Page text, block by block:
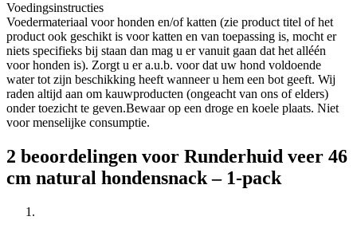
Voedingsinstructies
Voedermateriaal voor honden en/of katten (zie product titel of het
product ook geschikt is voor katten en van toepassing is, mocht er
niets specifieks bij staan dan mag u er vanuit gaan dat het alléén
voor honden is). Zorgt u er a.u.b. voor dat uw hond voldoende
water tot zijn beschikking heeft wanneer u hem een bot geeft. Wij
raden altijd aan om kauwproducten (ongeacht van ons of elders)
onder toezicht te geven.Bewaar op een droge en koele plaats. Niet
voor menselijke consumptie.
2 beoordelingen voor Runderhuid veer 46
cm natural hondensnack – 1-pack